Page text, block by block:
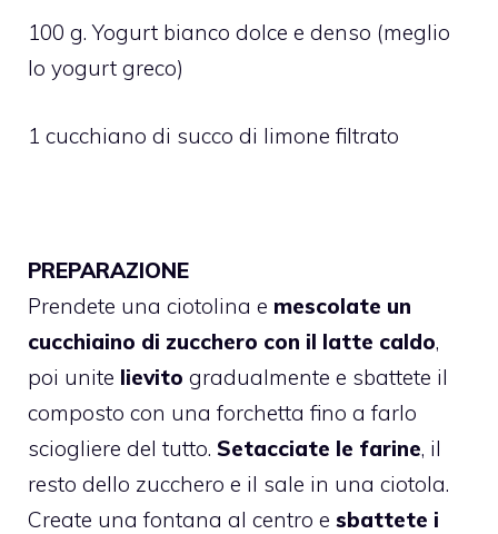
100 g. Yogurt bianco dolce e denso (meglio
lo yogurt greco)
1 cucchiano di succo di limone filtrato
PREPARAZIONE
Prendete una ciotolina e mescolate un
cucchiaino di zucchero con il latte caldo,
poi unite lievito gradualmente e sbattete il
composto con una forchetta fino a farlo
sciogliere del tutto. Setacciate le farine, il
resto dello zucchero e il sale in una ciotola.
Create una fontana al centro e sbattete i